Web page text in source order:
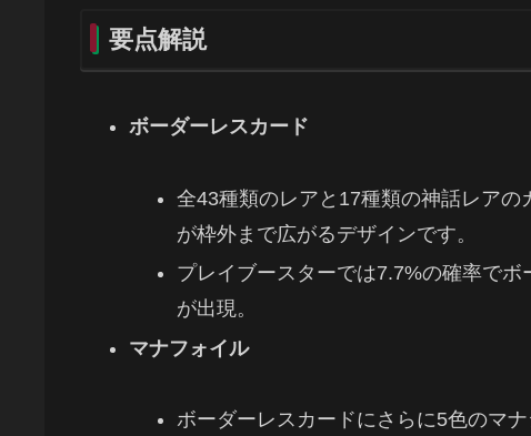
要点解説
ボーダーレスカード
全43種類のレアと17種類の神話レア
が枠外まで広がるデザインです。
プレイブースターでは7.7%の確率で
が出現。
マナフォイル
ボーダーレスカードにさらに5色のマ